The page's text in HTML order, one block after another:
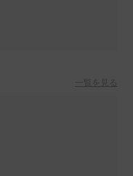
一覧を見る